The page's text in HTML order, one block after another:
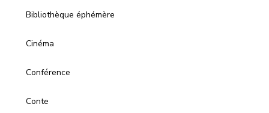
Bibliothèque éphémère
Cinéma
Conférence
Conte